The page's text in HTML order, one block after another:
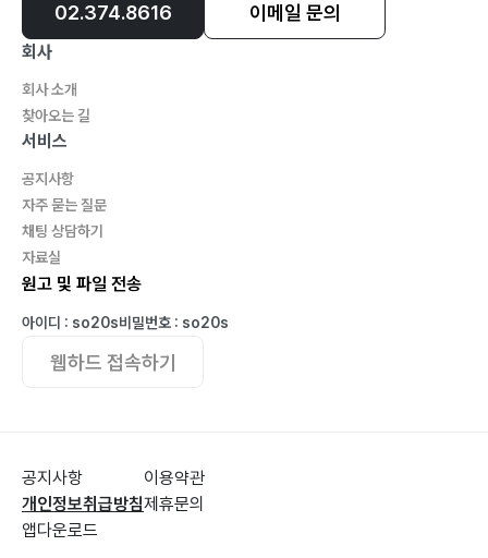
몽당시 시리즈
?136
나비와 가을비 ?137 몽당시 묶음 1~10 ?138
02.374.8616 이메일 문의
회사
회사 소개
찾아오는 길
서비스
공지사항
자주 묻는 질문
채팅 상담하기
자료실
원고 및 파일 전송
아이디 : so20s비밀번호 : so20s
웹하드 접속하기
공지사항
개인정보취급방침
앱다운로드
이용약관
제휴문의